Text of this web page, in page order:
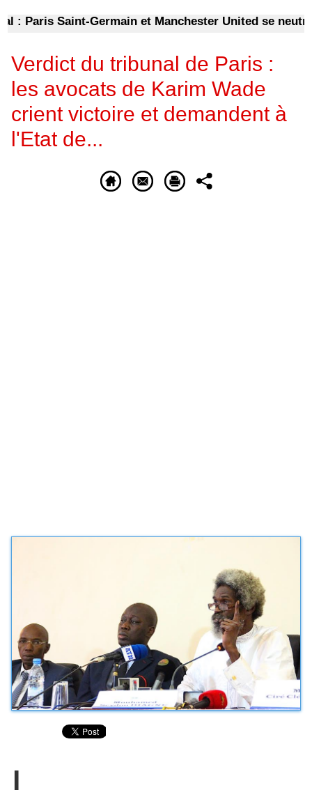
Saint-Germain et Manchester United se
Verdict du tribunal de Paris :
les avocats de Karim Wade
crient victoire et demandent à
l'Etat de...